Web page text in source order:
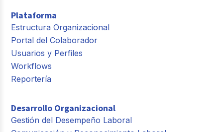
Plataforma
Estructura Organizacional
Portal del Colaborador
Usuarios y Perfiles
Workflows
Reportería
Desarrollo Organizacional
Gestión del Desempeño Laboral